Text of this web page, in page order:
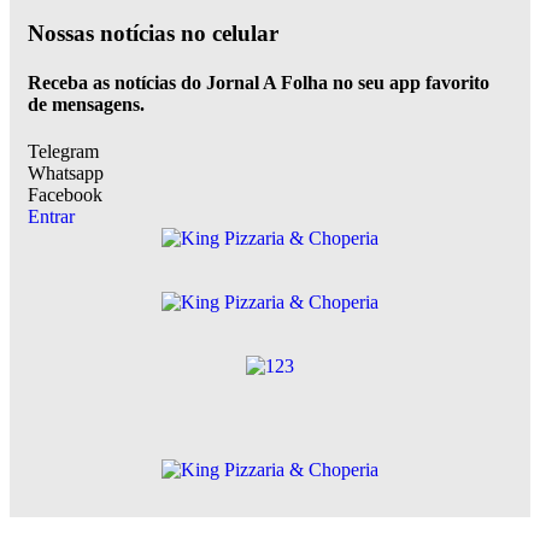
Nossas notícias no celular
Receba as notícias do Jornal A Folha no seu app favorito
de mensagens.
Telegram
Whatsapp
Facebook
Entrar